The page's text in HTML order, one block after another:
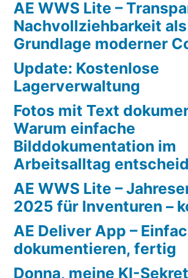
AE WWS Lite –
Nachvollziehbarkeit als
Grundlage moderner
Update: Kostenlose
Lagerverwaltung
Fotos mit Text
Warum einfache
Bilddokumentation im
Arbeitsalltag
AE WWS Lite –
2025 für Inventuren –
AE Deliver App –
dokumentieren, fertig
Donna, meine KI-